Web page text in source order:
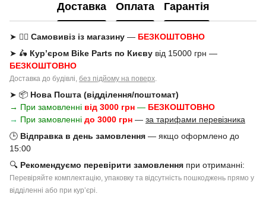
Доставка Оплата Гарантія
➤ 🚶‍♂️ Самовивіз із магазину — БЕЗКОШТОВНО
➤ 🛵 Кур’єром Bike Parts по Києву від 15000 грн —
БЕЗКОШТОВНО
Доставка до будівлі, без підйому на поверх
➤ 📦 Нова Пошта (відділення/поштомат)
→ При замовленні від 3000 грн — БЕЗКОШТОВНО
→ При замовленні до 3000 грн — за тарифами перевізника
🕒 Відправка в день замовлення — якщо оформлено до
15:00
🔍 Рекомендуємо перевірити замовлення при отриманні:
Перевіряйте комплектацію, упаковку та відсутність пошкоджень прямо у
відділенні або при курʼєрі.